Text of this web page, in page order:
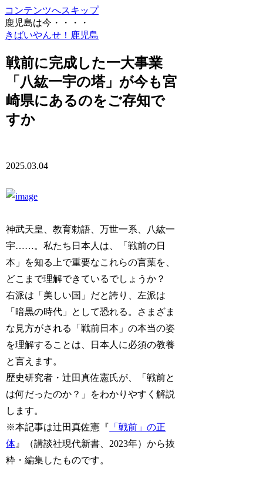
コンテンツへスキップ
鹿児島は今・・・・
きばいやんせ！鹿児島
戦前に完成した一大事業
「八紘一宇の塔」が今も宮
崎県にあるのをご存知で
すか
2025.03.04
神武天皇、教育勅語、万世一系、八紘一
宇……。私たち日本人は、「戦前の日
本」を知る上で重要なこれらの言葉を、
どこまで理解できているでしょうか？
右派は「美しい国」だと誇り、左派は
「暗黒の時代」として恐れる。さまざま
な見方がされる「戦前日本」の本当の姿
を理解することは、日本人に必須の教養
と言えます。
歴史研究者・辻田真佐憲氏が、「戦前と
は何だったのか？」をわかりやすく解説
します。
※本記事は辻田真佐憲『 「戦前」の正
体』（講談社現代新書、2023年）から抜
粋・編集したものです。